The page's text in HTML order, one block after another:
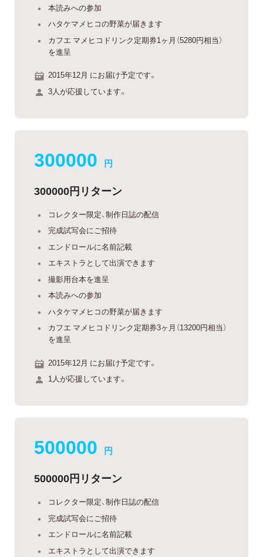
本読みへの参加
ハタケマメヒコの野菜が届きます
カフエ マメヒコドリンク定期券1ヶ月（5280円相当）
を進呈
2015年12月 にお届け予定です。
3人が応援しています。
300000 円
300000円リターン
コレクター限定、制作日誌の配信
完成試写会にご招待
エンドロールに名前記載
エキストラとして出演できます
撮影用台本を進呈
本読みへの参加
ハタケマメヒコの野菜が届きます
カフエ マメヒコドリンク定期券3ヶ月（13200円相当）
を進呈
2015年12月 にお届け予定です。
1人が応援しています。
500000 円
500000円リターン
コレクター限定、制作日誌の配信
完成試写会にご招待
エンドロールに名前記載
エキストラとして出演できます